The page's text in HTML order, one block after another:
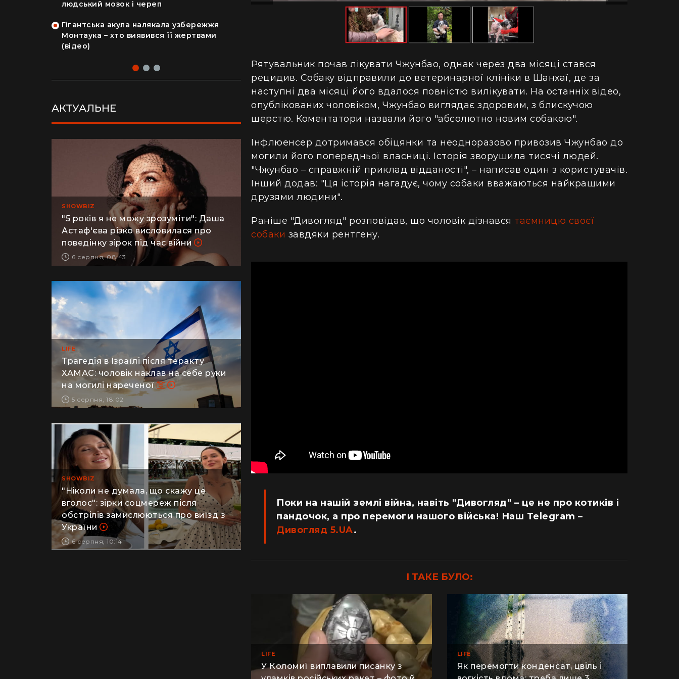
людський мозок і череп
Гігантська акула налякала узбережжя
Монтаука – хто виявився її жертвами
(відео)
сотнями туристів в ущелині впали валуни
Життя на круїзному лайнері: скільки
коштує купити каюту та мешкати в морі
перетворили хату в Карпатах на райський
куточок (фото)
З двокімнатної в село: блогерка продала
квартиру за "єВідновлення" та купила дім
АКТУАЛЬНЕ
SHOWBIZ
"5 років я не можу зрозуміти": Даша
Астаф'єва різко висловилася про
поведінку зірок під час війни
6 серпня, 08:43
LIFE
Трагедія в Ізраїлі після теракту
ХАМАС: чоловік наклав на себе руки
на могилі нареченої
5 серпня, 18:02
SHOWBIZ
"Ніколи не думала, що скажу це
вголос": зірки соцмереж після
обстрілів замислюються про виїзд з
України
6 серпня, 10:14
Рятувальник почав лікувати Чжунбао, однак через два місяці стався
рецидив. Собаку відправили до ветеринарної клініки в Шанхаї, де за
наступні два місяці його вдалося повністю вилікувати. На останніх відео,
опублікованих чоловіком, Чжунбао виглядає здоровим, з блискучою
шерстю. Коментатори назвали його "абсолютно новим собакою".
Інфлюенсер дотримався обіцянки та неодноразово привозив Чжунбао до
могили його попередньої власниці. Історія зворушила тисячі людей.
"Чжунбао – справжній приклад відданості", – написав один з користувачів.
Інший додав: "Ця історія нагадує, чому собаки вважаються найкращими
друзями людини".
Раніше "Дивогляд" розповідав, що чоловік дізнався таємницю своєї
собаки завдяки рентгену.
Поки на нашій землі війна, навіть "Дивогляд" – це не про котиків і
пандочок, а про перемоги нашого війська! Наш Telegram –
Дивогляд 5.UA.
І ТАКЕ БУЛО:
LIFE
У Коломиї виплавили писанку з
LIFE
Як перемогти конденсат, цвіль і